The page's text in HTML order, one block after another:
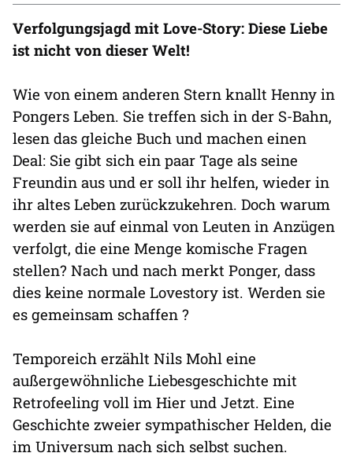
Verfolgungsjagd mit Love-Story: Diese Liebe
ist nicht von dieser Welt!
Wie von einem anderen Stern knallt Henny in
Pongers Leben. Sie treffen sich in der S-Bahn,
lesen das gleiche Buch und machen einen
Deal: Sie gibt sich ein paar Tage als seine
Freundin aus und er soll ihr helfen, wieder in
ihr altes Leben zurückzukehren. Doch warum
werden sie auf einmal von Leuten in Anzügen
verfolgt, die eine Menge komische Fragen
stellen? Nach und nach merkt Ponger, dass
dies keine normale Lovestory ist. Werden sie
es gemeinsam schaffen ?
Temporeich erzählt Nils Mohl eine
außergewöhnliche Liebesgeschichte mit
Retrofeeling voll im Hier und Jetzt. Eine
Geschichte zweier sympathischer Helden, die
im Universum nach sich selbst suchen.